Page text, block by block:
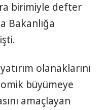
birimiyle defter
Bakanlığa
olanaklarını
büyümeye
amaçlayan